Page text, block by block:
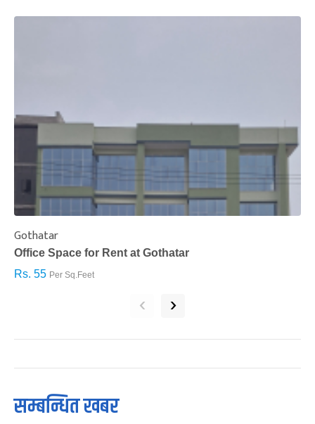
Gothatar
Office Space for Rent at Gothatar
Rs. 55 Per Sq.Feet
‹ ›
सम्बन्धित खबर